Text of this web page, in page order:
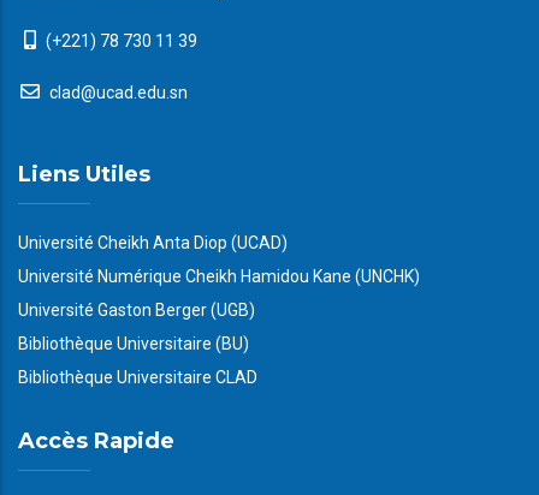
(+221) 78 730 11 39
clad@ucad.edu.sn
Liens Utiles
Université Cheikh Anta Diop (UCAD)
Université Numérique Cheikh Hamidou Kane (UNCHK)
Université Gaston Berger (UGB)
Bibliothèque Universitaire (BU)
Bibliothèque Universitaire CLAD
Accès Rapide